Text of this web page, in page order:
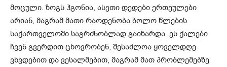
მოცული. ზოგს ჰგონია, ასეთი დედები ერთეულები
არიან, მაგრამ მათი რაოდენობა ბოლო წლების
საქართველოში საგრძნობლად გაიზარდა. ეს ქალები
ჩვენ გვერდით ცხოვრობენ, შესაძლოა ყოველდღე
ვხვდებით და ვესალმებით, მაგრამ მათ პრობლემებზე